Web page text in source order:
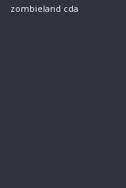
zombieland cda